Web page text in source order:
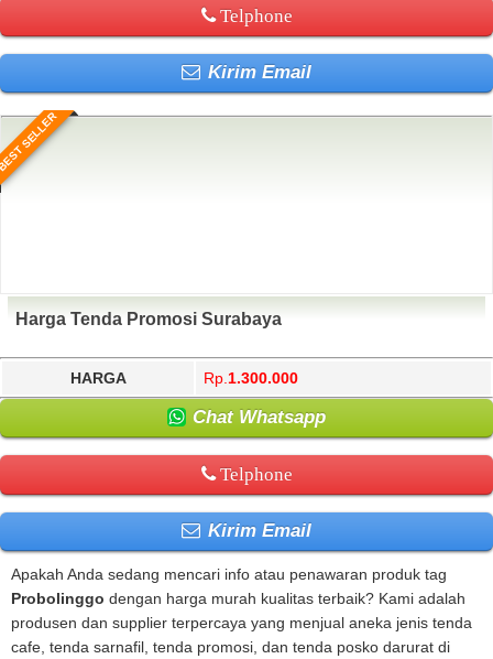
Telphone
Kirim Email
SELLER
Harga Tenda Promosi Surabaya
HARGA Rp. 1.300.000
Chat Whatsapp
Telphone
Kirim Email
Apakah Anda sedang mencari info atau penawaran produk tag
Probolinggo dengan harga murah kualitas terbaik? Kami adalah
produsen dan supplier terpercaya yang menjual aneka jenis tenda
cafe, tenda sarnafil, tenda promosi, dan tenda posko darurat di